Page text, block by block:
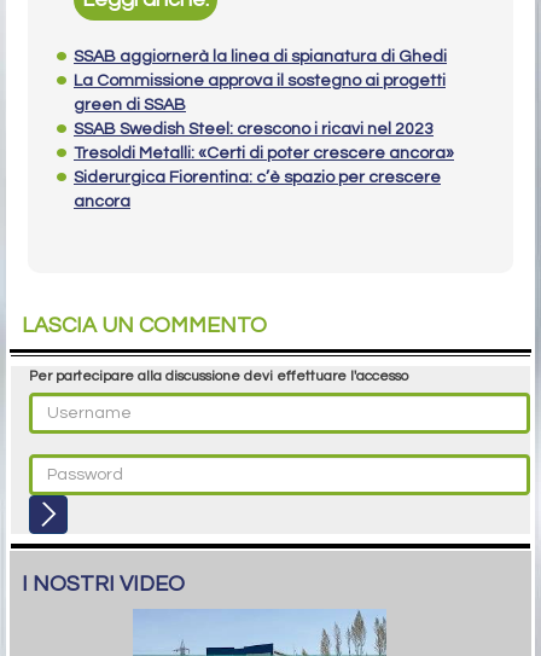
SSAB aggiornerà la linea di spianatura di Ghedi
La Commissione approva il sostegno ai progetti
green di SSAB
SSAB Swedish Steel: crescono i ricavi nel 2023
Tresoldi Metalli: «Certi di poter crescere ancora»
Siderurgica Fiorentina: c’è spazio per crescere
ancora
LASCIA UN COMMENTO
Per partecipare alla discussione devi effettuare l'accesso
I NOSTRI VIDEO